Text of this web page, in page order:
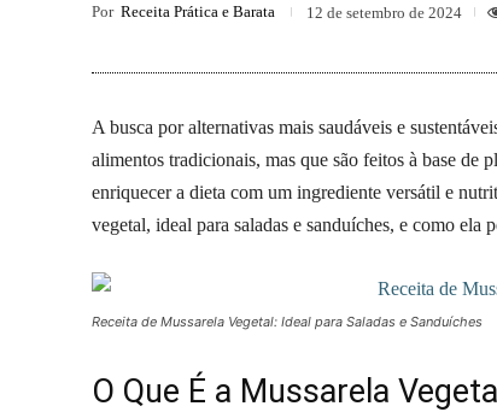
Por Receita Prática e Barata 12 de setembro de 2024
A busca por alternativas mais saudáveis e
alimentos tradicionais, mas que são feitos à base de
enriquecer a dieta com um ingrediente versátil e
vegetal, ideal para saladas e sanduíches, e como ela
Receita de Mussarela Vegetal: Ideal para Saladas e Sanduíches
O Que É a Mussarela